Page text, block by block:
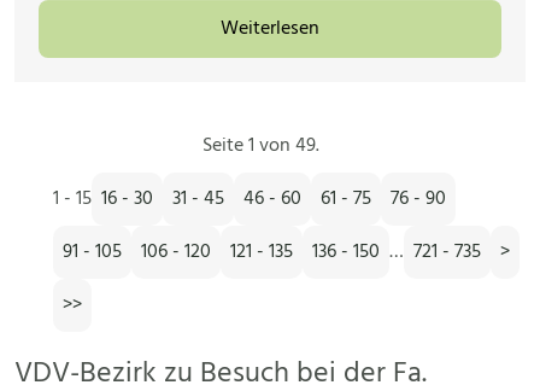
Weiterlesen
Seite 1 von 49.
1 - 15 16 - 30 31 - 45 46 - 60 61 - 75
76 - 90
91 - 105
106 - 120 121 - 135 136 - 150 … 721 - 735
>
>>
VDV-Bezirk zu Besuch bei der Fa.